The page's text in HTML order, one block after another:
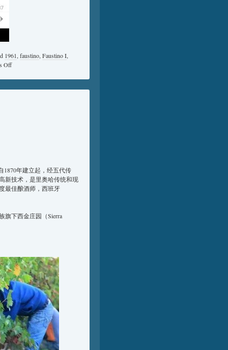
1961, faustino, Faustino I,
Off
1870年建立起，经五代传
新技术，是里奥哈传统和现
最佳酿酒师，西班牙
旗下西金庄园（Sierra